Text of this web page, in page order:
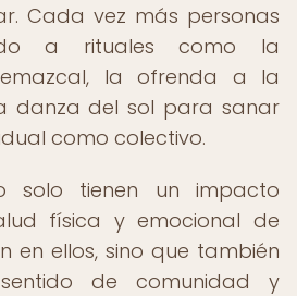
Cada vez más personas
a rituales como la
la ofrenda a la
danza del sol para sanar
como colectivo.
solo tienen un impacto
física y emocional de
en ellos, sino que también
de comunidad y